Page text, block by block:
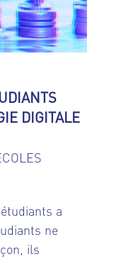
DIGITALE
a
ne
ils